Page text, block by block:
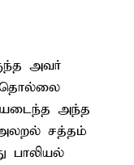
அவர்
தொல்லை
அந்த
சத்தம்
பாலியல்